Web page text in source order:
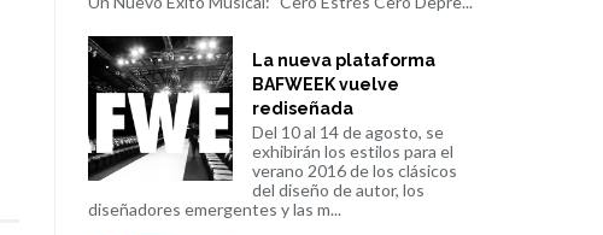
La nueva plataforma
BAFWEEK vuelve
rediseñada
Del 10 al 14 de agosto, se
exhibirán los estilos para el
verano 2016 de los clásicos
del diseño de autor, los
diseñadores emergentes y las m...